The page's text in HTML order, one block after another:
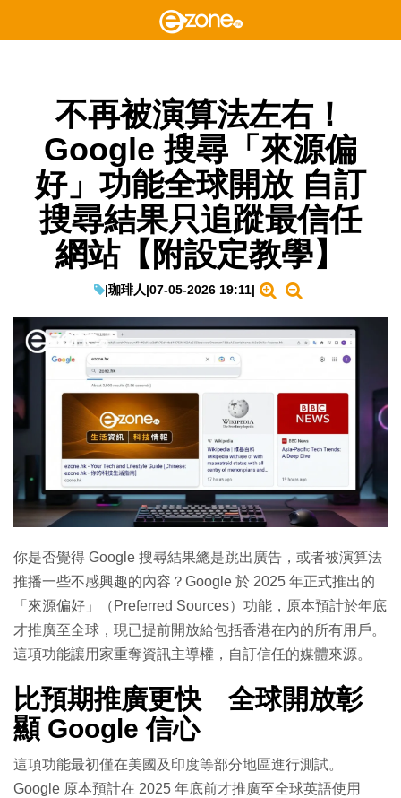
不再被演算法左右！
Google 搜尋「來源偏
好」功能全球開放 自訂
搜尋結果只追蹤最信任
網站【附設定教學】
|珈琲人|07-05-2026 19:11|
你是否覺得 Google 搜尋結果總是跳出廣告，或者被演算法
推播一些不感興趣的內容？Google 於 2025 年正式推出的
「來源偏好」（Preferred Sources）功能，原本預計於年底
才推廣至全球，現已提前開放給包括香港在內的所有用戶。
這項功能讓用家重奪資訊主導權，自訂信任的媒體來源。
比預期推廣更快 全球開放彰
顯 Google 信心
這項功能最初僅在美國及印度等部分地區進行測試。
Google 原本預計在 2025 年底前才推廣至全球英語使用